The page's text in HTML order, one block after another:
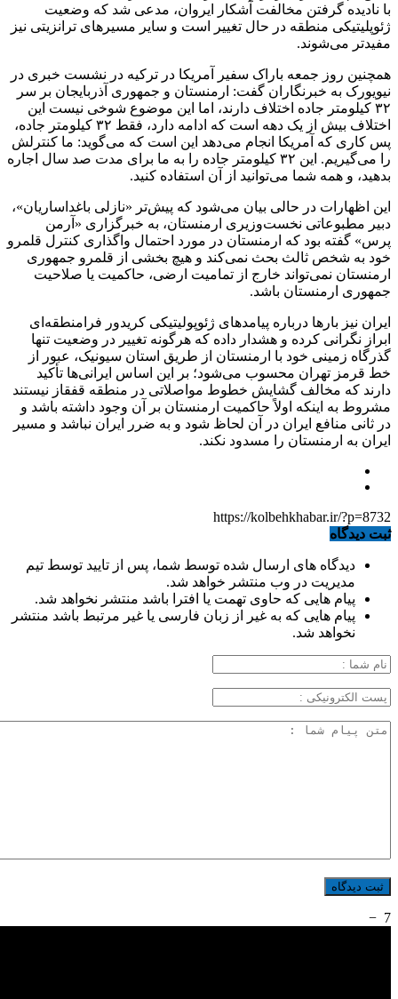
با نادیده گرفتن مخالفت آشکار ایروان، مدعی شد که وضعیت
ژئوپلیتیکی منطقه در حال تغییر است و سایر مسیرهای ترانزیتی نیز
مفیدتر می‌شوند.
همچنین روز جمعه باراک سفیر آمریکا در ترکیه در نشست خبری در
نیویورک به خبرنگاران گفت: ارمنستان و جمهوری آذربایجان بر سر
۳۲ کیلومتر جاده اختلاف دارند، اما این موضوع شوخی نیست این
اختلاف بیش از یک دهه است که ادامه دارد، فقط ۳۲ کیلومتر جاده،
پس کاری که آمریکا انجام می‌دهد این است که می‌گوید: ما کنترلش
را می‌گیریم. این ۳۲ کیلومتر جاده را به ما برای مدت صد سال اجاره
بدهید، و همه شما می‌توانید از آن استفاده کنید.
این اظهارات در حالی بیان می‌شود که پیش‌تر «نازلی باغداساریان»،
دبیر مطبوعاتی نخست‌وزیری ارمنستان، به خبرگزاری «آرمن
پرس» گفته بود که ارمنستان در مورد احتمال واگذاری کنترل قلمرو
خود به شخص ثالث بحث نمی‌کند و هیچ بخشی از قلمرو جمهوری
ارمنستان نمی‌تواند خارج از تمامیت ارضی، حاکمیت یا صلاحیت
جمهوری ارمنستان باشد.
ایران نیز بار‌ها درباره پیامد‌های ژئوپولیتیکی کریدور فرامنطقه‌ای
ابراز نگرانی کرده و هشدار داده که هرگونه تغییر در وضعیت تنها
گذرگاه زمینی خود با ارمنستان از طریق استان سیونیک، عبور از
خط قرمز تهران محسوب می‌شود؛ بر این اساس ایرانی‌ها تأکید
دارند که مخالف گشایش خطوط مواصلاتی در منطقه قفقاز نیستند
مشروط به اینکه اولاً حاکمیت ارمنستان بر آن وجود داشته باشد و
در ثانی منافع ایران در آن لحاظ شود و به ضرر ایران نباشد و مسیر
ایران به ارمنستان را مسدود نکند.
https://kolbehkhabar.ir/?p=8732
ثبت دیدگاه
دیدگاه های ارسال شده توسط شما، پس از تایید توسط تیم
مدیریت در وب منتشر خواهد شد.
پیام هایی که حاوی تهمت یا افترا باشد منتشر نخواهد شد.
پیام هایی که به غیر از زبان فارسی یا غیر مرتبط باشد منتشر
نخواهد شد.
7
−